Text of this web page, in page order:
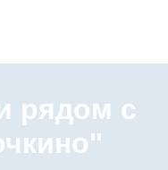
рядом с